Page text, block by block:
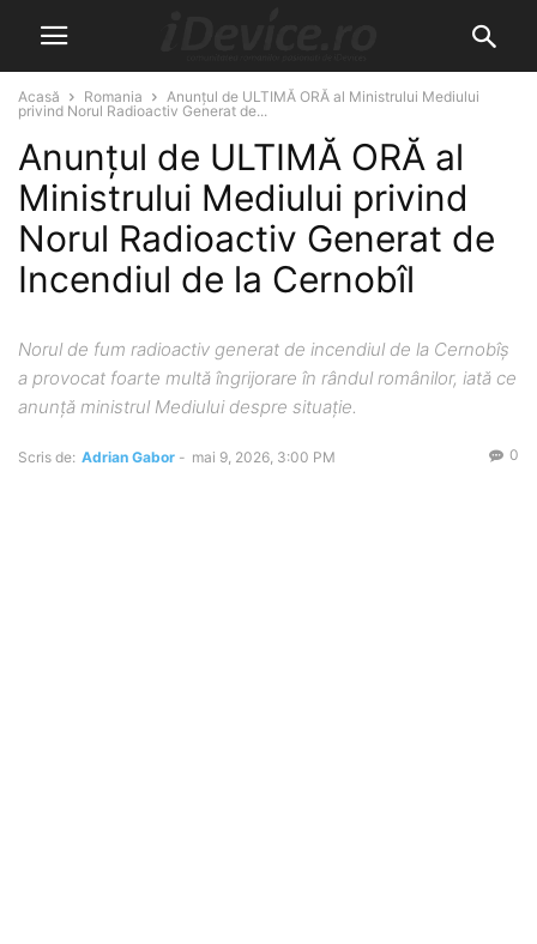
Acasă Romania
Anunțul de ULTIMĂ ORĂ al Ministrului Mediului
privind Norul Radioactiv Generat de...
Anunțul de ULTIMĂ ORĂ al
Ministrului Mediului privind
Norul Radioactiv Generat de
Incendiul de la Cernobîl
Norul de fum radioactiv generat de incendiul de la Cernobîș
a provocat foarte multă îngrijorare în rândul românilor, iată ce
anunță ministrul Mediului despre situație.
Scris de: Adrian Gabor - mai 9, 2026, 3:00 PM 0